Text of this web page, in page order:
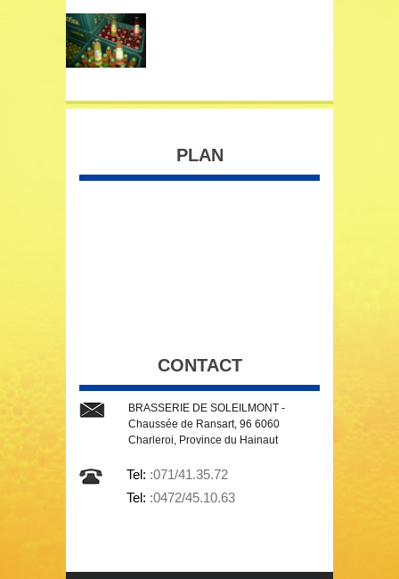
PLAN
CONTACT
BRASSERIE DE SOLEILMONT -
Chaussée de Ransart, 96 6060
Charleroi, Province du Hainaut
Tel: :071/41.35.72
Tel: :0472/45.10.63